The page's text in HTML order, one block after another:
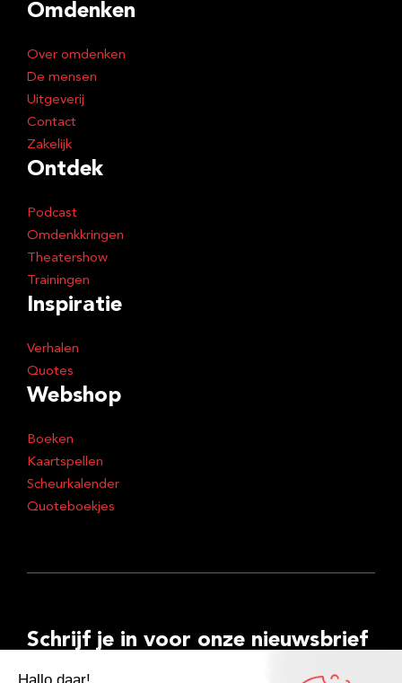
Omdenken
Over omdenken
De mensen
Uitgeverij
Contact
Zakelijk
Ontdek
Podcast
Omdenkkringen
Theatershow
Trainingen
Inspiratie
Verhalen
Quotes
Webshop
Boeken
Kaartspellen
Scheurkalender
Quoteboekjes
Schrijf je in voor onze nieuwsbrief